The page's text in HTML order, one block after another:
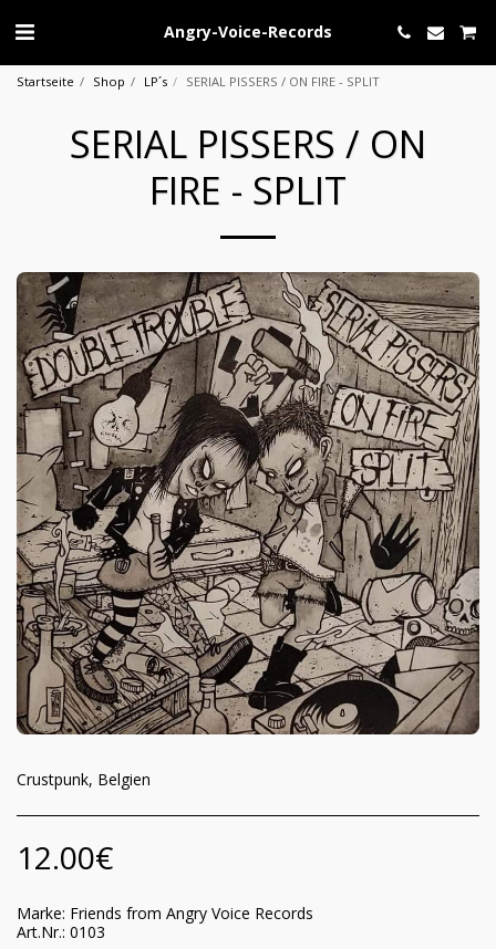
Angry-Voice-Records
Startseite Shop LP´s SERIAL PISSERS / ON FIRE - SPLIT
SERIAL PISSERS / ON
FIRE - SPLIT
Crustpunk, Belgien
12.00€
Marke: Friends from Angry Voice Records
Art.Nr.: 0103